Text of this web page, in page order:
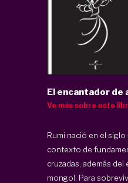
El encantador de
Ve más sobre este
Rumi nació en el
contexto de
cruzadas, además
mongol. Para